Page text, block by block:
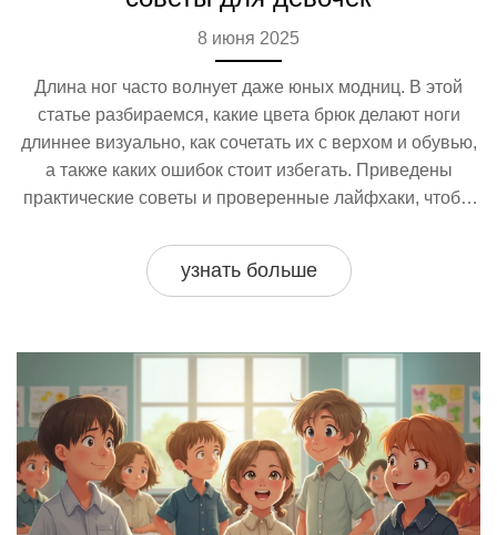
8 июня 2025
Длина ног часто волнует даже юных модниц. В этой
статье разбираемся, какие цвета брюк делают ноги
длиннее визуально, как сочетать их с верхом и обувью,
а также каких ошибок стоит избегать. Приведены
практические советы и проверенные лайфхаки, чтобы
полезна мамам и девочкам, заботящимся о
гармоничном образе.
узнать больше